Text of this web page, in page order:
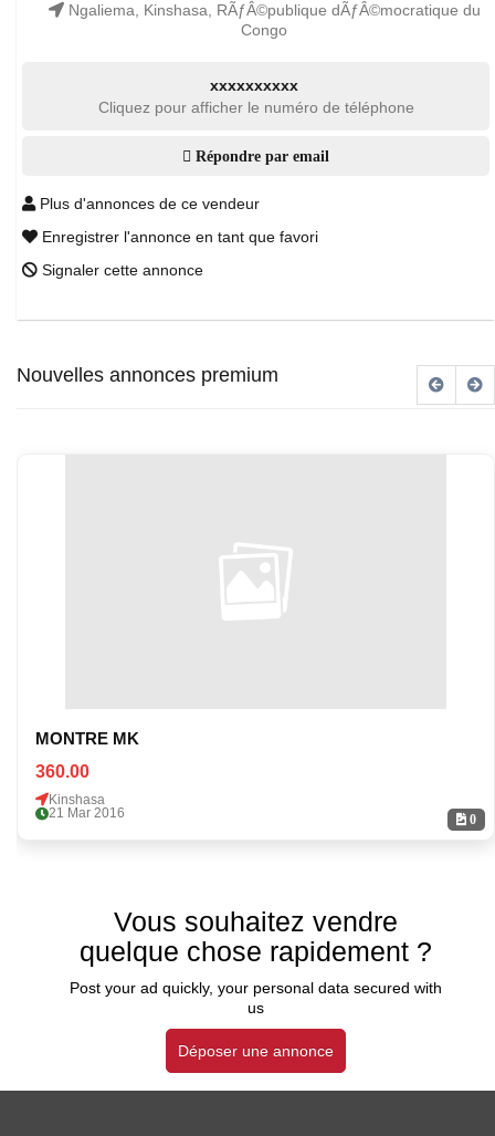
Ngaliema, Kinshasa, RÃƒÂ©publique dÃƒÂ©mocratique du
Congo
xxxxxxxxxx
Cliquez pour afficher le numéro de téléphone
Répondre par email
Plus d'annonces de ce vendeur
Enregistrer l'annonce en tant que favori
Signaler cette annonce
Nouvelles annonces premium
0
MONTRE MK
360.00
Kinshasa
21 Mar 2016
Vous souhaitez vendre
quelque chose rapidement ?
Post your ad quickly, your personal data secured with
us
Déposer une annonce